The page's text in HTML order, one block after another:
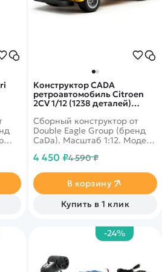
Конструктор CADA
ретроавтомобиль Citroen
2CV 1/12 (1238 деталей)
Сборный конструктор от
Double Eagle Group (бренд
CaDa). Масштаб 1:12. Модель
легко собирается, имеет
капот и багажник. Цвет -
жёлтый. В модель может
быть установлена
электроника.
4 450 ₽4 590 ₽
В корзину
Купить в 1 клик
-24%